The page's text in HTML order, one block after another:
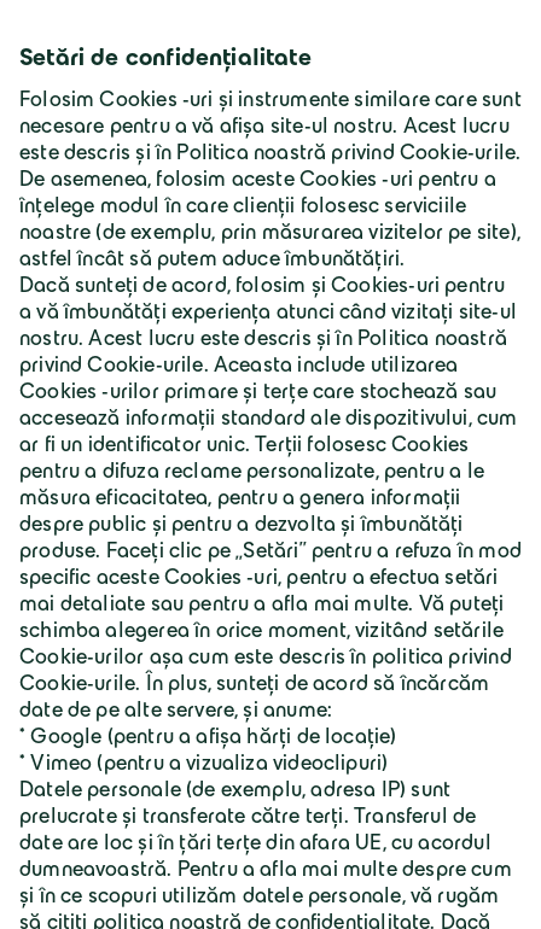
România | Lb. română
Grupul Geiger
Despre Geiger
Carieră
Geiger Group Romania S.R.L.
B-dul Primaverii Nr. 47-49, etaj 1, ap 3, Sector 1
CP 011973 Bucureşti